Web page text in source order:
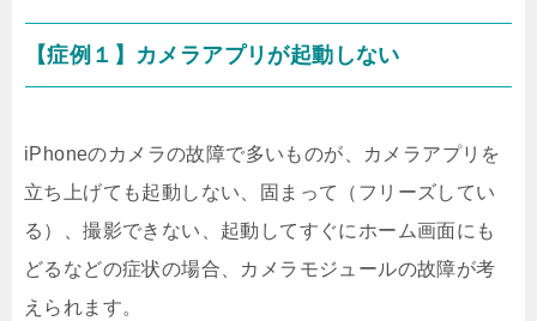
【症例１】カメラアプリが起動しない
iPhoneのカメラの故障で多いものが、カメラアプリを
立ち上げても起動しない、固まって（フリーズしてい
る）、撮影できない、起動してすぐにホーム画面にも
どるなどの症状の場合、カメラモジュールの故障が考
えられます。